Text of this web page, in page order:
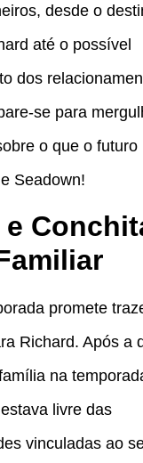
desde o
até o possível
dos
se para
o que o futuro
Seadown!
promete
Richard. Após a
na
livre das
vinculadas ao